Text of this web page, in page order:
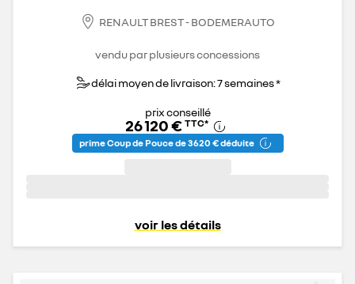
RENAULT BREST - BODEMERAUTO
vendu par plusieurs concessions
délai moyen de livraison: 7 semaines *
prix conseillé
26 120 € TTC*
prime Coup de Pouce de 3 620 € déduite
voir les détails